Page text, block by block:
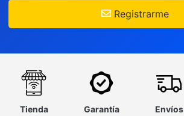
Registrarme
Tienda
Garantía Envíos